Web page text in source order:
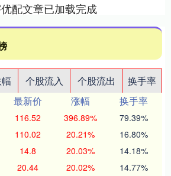
配文章已加载完成
个股流入 个股流出
换手率
最新价 涨幅
换手率
116.52 396.89% 79.39%
110.02 20.21% 16.80%
14.8 20.03% 14.18%
20.44 20.02% 14.77%